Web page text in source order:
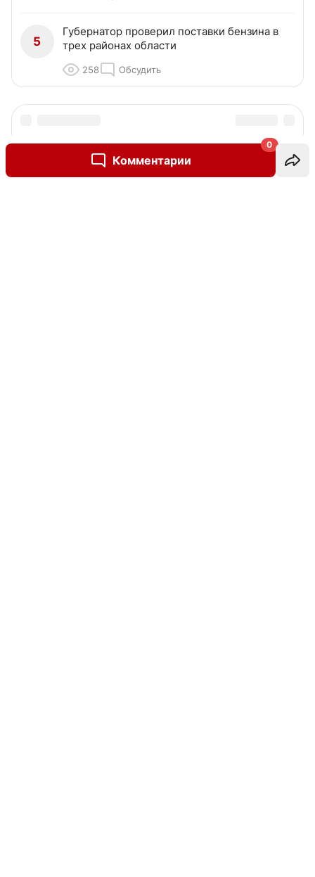
Комментарии
0
5
Губернатор проверил поставки бензина в
трех районах области
258 Обсудить